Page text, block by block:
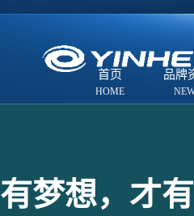
首页 品牌
有梦想，才